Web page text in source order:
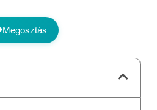
Megosztás